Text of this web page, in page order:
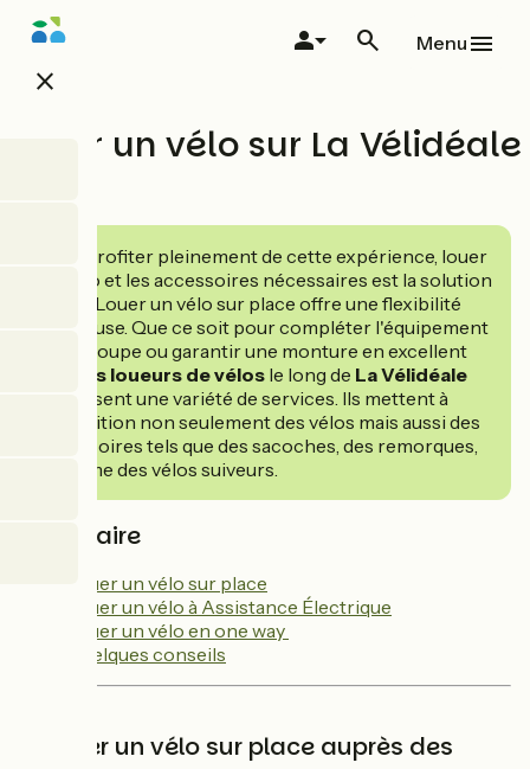
principal
close
Menu
Louer un vélo sur La Vélidéale
Pour profiter pleinement de cette expérience, louer
un vélo et les accessoires nécessaires est la solution
idéale. Louer un vélo sur place offre une flexibilité
précieuse. Que ce soit pour compléter l'équipement
d'un groupe ou garantir une monture en excellent
les loueurs de vélos le long de La Vélidéale
proposent une variété de services. Ils mettent à
disposition non seulement des vélos mais aussi des
accessoires tels que des sacoches, des remorques,
et même des vélos suiveurs.
Sommaire
Louer un vélo sur place
Louer un vélo à Assistance Électrique
Louer un vélo en one way
Quelques conseils
1️⃣Louer un vélo sur place auprès des